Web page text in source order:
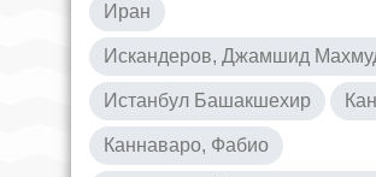
Иран
Искандеров, Джамшид
Истанбул Башакшехир
Каннаваро, Фабио